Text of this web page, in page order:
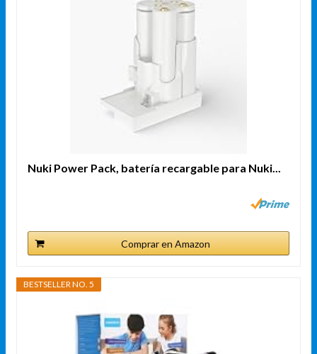
Nuki Power Pack, batería recargable para Nuki...
Comprar en Amazon
BESTSELLER NO. 5